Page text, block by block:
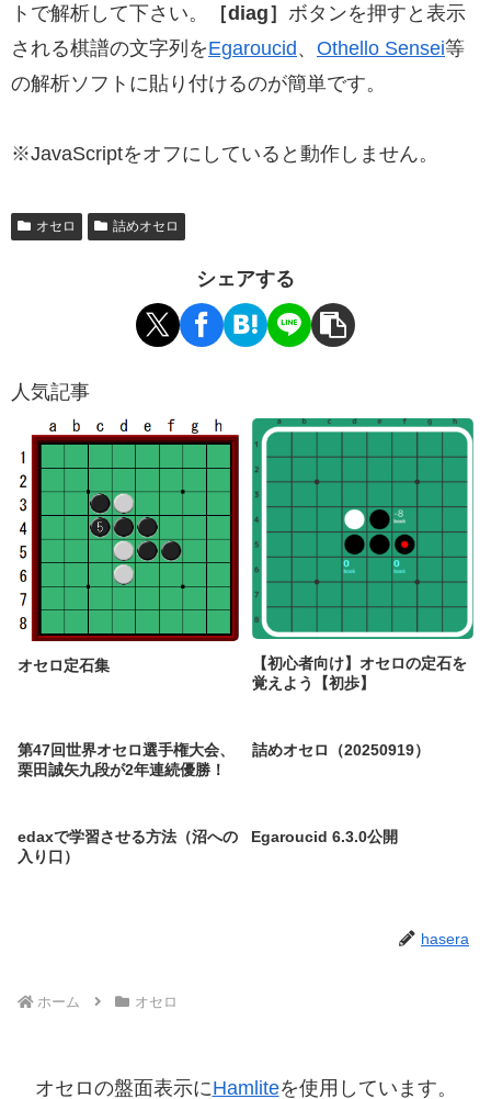
トで解析して下さい。
［diag］ ボタンを押すと表示
される棋譜の文字列をEgaroucid、 Othello Sensei等
の解析ソフトに貼り付けるのが簡単です。
※JavaScriptをオフにしていると動作しません。
オセロ 詰めオセロ
シェアする
人気記事
オセロ定石集
【初心者向け】オセロの定石を
覚えよう【初歩】
第47回世界オセロ選手権大会、
栗田誠矢九段が2年連続優勝！
詰めオセロ（20250919）
edaxで学習させる方法（沼への
入り口）
Egaroucid 6.3.0公開
hasera
ホーム オセロ
オセロの盤面表示にHamliteを使用しています。